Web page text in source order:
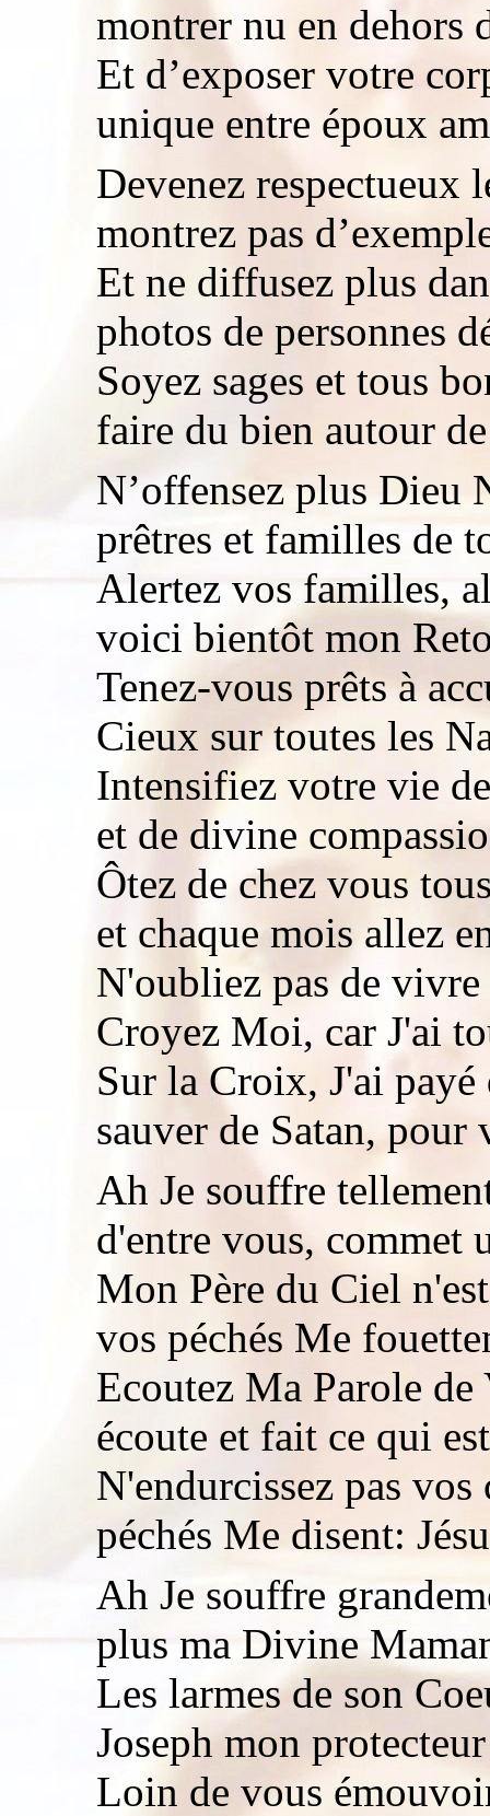
montrer nu en dehors
Et d’exposer votre
unique entre époux
Devenez respectueux
montrez pas
Et ne diffusez plus
photos de personnes
Soyez sages et tous
faire du bien autour
N’offensez plus Dieu
prêtres et familles de
Alertez vos familles,
voici bientôt mon
Tenez-vous prêts à
Cieux sur toutes les
Intensifiez votre vie
et de divine
Ôtez de chez vous
et chaque mois allez
N'oubliez pas de
Croyez Moi, car J'ai
Sur la Croix, J'ai
sauver de Satan,
Ah Je souffre
d'entre vous, commet
Mon Père du Ciel
vos péchés Me
Ecoutez Ma Parole
écoute et fait ce qui
N'endurcissez pas
péchés Me disent:
Ah Je souffre
plus ma Divine
Les larmes de son
Joseph mon
Loin de vous